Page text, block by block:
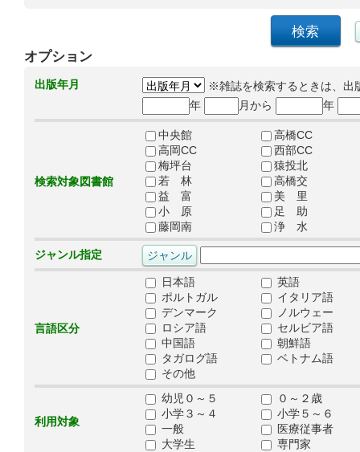
オプション
出版年月
※雑誌を検索するときは、出
年
月から 年
検索対象図書館
中央館
高橋CC
高岡CC
西部CC
梅坪台
猿投北
若 林
高橋交
益 富
美 里
小 原
足 助
藤岡南
浄 水
ジャンル指定
言語区分
日本語
英語
ポルトガル
イタリア語
デンマーク
ノルウェー
ロシア語
セルビア語
中国語
朝鮮語
タガログ語
ベトナム語
その他
利用対象
幼児０～５
０～２歳
小学３～４
小学５～６
一般
医療従事者
大学生
専門家